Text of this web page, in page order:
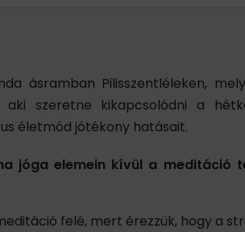
ásramban Pilisszentléleken,
szeretne kikapcsolódni a
életmód jótékony hatásait.
jóga elemein kívül a meditáció
felé, mert érezzük, hogy a